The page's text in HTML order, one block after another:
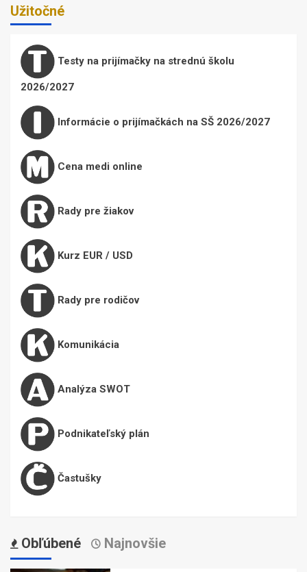
Užitočné
Testy na prijímačky na strednú školu
2026/2027
Informácie o prijímačkách na SŠ 2026/2027
Cena medi online
Rady pre žiakov
Kurz EUR / USD
Rady pre rodičov
Komunikácia
Analýza SWOT
Podnikateľský plán
Častušky
Obľúbené Najnovšie